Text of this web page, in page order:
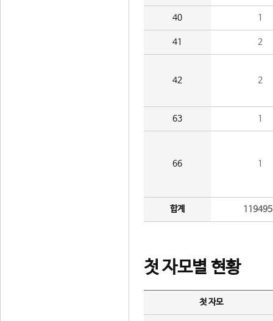
40 1
41 2
42 2
63 1
66 1
합계
첫 자모별 현황
첫 자모